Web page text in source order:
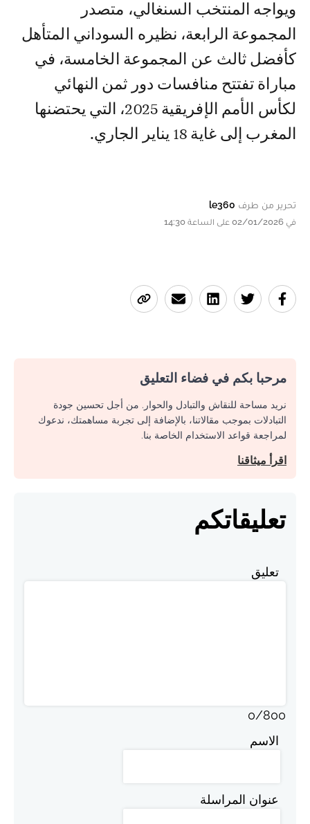
ويواجه المنتخب السنغالي، متصدر
المجموعة الرابعة، نظيره السوداني المتأهل
كأفضل ثالث عن المجموعة الخامسة، في
مباراة تفتتح منافسات دور ثمن النهائي
لكأس الأمم الإفريقية 2025، التي يحتضنها
المغرب إلى غاية 18 يناير الجاري.
تحرير من طرف le360
في 02/01/2026 على الساعة 14:30
مرحبا بكم في فضاء التعليق
نريد مساحة للنقاش والتبادل والحوار. من أجل تحسين جودة
التبادلات بموجب مقالاتنا، بالإضافة إلى تجربة مساهمتك، ندعوك
لمراجعة قواعد الاستخدام الخاصة بنا.
اقرأ ميثاقنا
تعليقاتكم
تعليق
0/800
الاسم
عنوان المراسلة